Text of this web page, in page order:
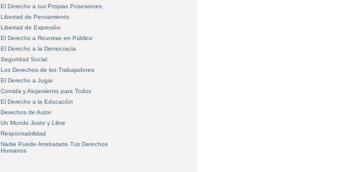
El Derecho a tus Propias Posesiones
Libertad de Pensamiento
Libertad de Expresión
El Derecho a Reunirse en Público
El Derecho a la Democracia
Seguridad Social
Los Derechos de los Trabajadores
El Derecho a Jugar
Comida y Alojamiento para Todos
El Derecho a la Educación
Derechos de Autor
Un Mundo Justo y Libre
Responsabilidad
Nadie Puede Arrebatarte Tus Derechos
Humanos